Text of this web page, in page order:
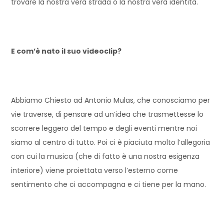
trovare la nostra vera strada o la nostra vera identità.
E com’è nato il suo videoclip?
Abbiamo Chiesto ad Antonio Mulas, che conosciamo per
vie traverse, di pensare ad un’idea che trasmettesse lo
scorrere leggero del tempo e degli eventi mentre noi
siamo al centro di tutto. Poi ci è piaciuta molto l’allegoria
con cui la musica (che di fatto è una nostra esigenza
interiore) viene proiettata verso l’esterno come
sentimento che ci accompagna e ci tiene per la mano.